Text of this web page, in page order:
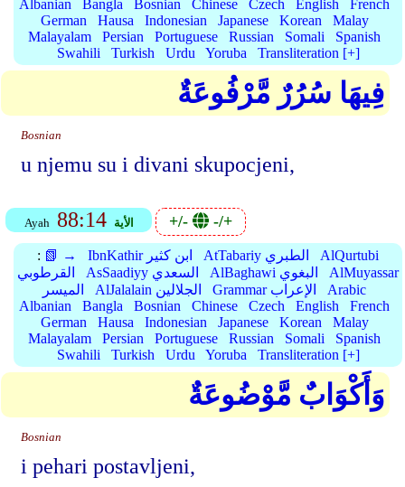
Albanian
Bangla Bosnian Chinese Czech English
French
German
Hausa Indonesian Japanese Korean
Malay
Malayalam
Persian Portuguese Russian Somali
Spanish
Swahili
Turkish Urdu Yoruba Transliteration [+]
فِيهَا سُرُرٌ مَّرْفُوعَةٌ
Bosnian
u njemu su i divani skupocjeni,
Ayah 88:14 الأية +/- -/+
: 📗 → IbnKathir ابن كثير AtTabariy الطبري
AlQurtubi
القرطوبي
AsSaadiyy السعدي AlBaghawi البغوي
AlMuyassar
الميسر
AlJalalain الجلالين Grammar الإعراب
Arabic
Albanian
Bangla Bosnian Chinese Czech English
French
German
Hausa Indonesian Japanese Korean
Malay
Malayalam
Persian Portuguese Russian Somali
Spanish
Swahili
Turkish Urdu Yoruba Transliteration [+]
وَأَكْوَابٌ مَّوْضُوعَةٌ
Bosnian
i pehari postavljeni,